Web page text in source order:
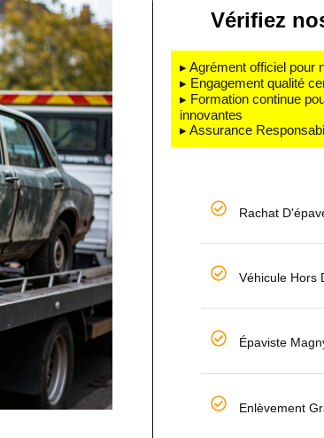
Vérifiez
▸ Agrément officiel pour
▸ Engagement qualité
▸ Formation continue
innovantes
▸ Assurance
Rachat
Véhicule Hors
Épaviste
Enlèvement